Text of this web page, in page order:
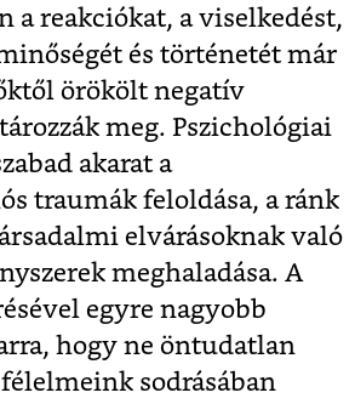
a reakciókat, a viselkedést,
és történetét már
örökölt negatív
meg. Pszichológiai
akarat a
traumák feloldása, a ránk
elvárásoknak való
meghaladása. A
egyre nagyobb
hogy ne öntudatlan
sodrásában